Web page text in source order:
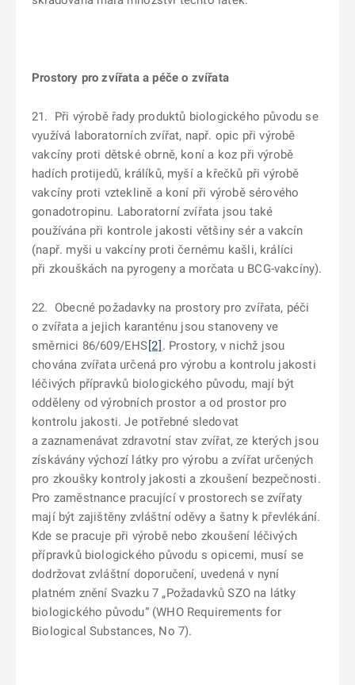
Prostory pro zvířata a péče o zvířata
21. Při výrobě řady produktů biologického původu se
využívá laboratorních zvířat, např. opic při výrobě
vakcíny proti dětské obrně, koní a koz při výrobě
hadích protijedů, králíků, myší a křečků při výrobě
vakcíny proti vzteklině a koní při výrobě sérového
gonadotropinu. Laboratorní zvířata jsou také
používána při kontrole jakosti většiny sér a vakcín
(např. myši u vakcíny proti černému kašli, králíci
při zkouškách na pyrogeny a morčata u BCG-vakcíny).
22. Obecné požadavky na prostory pro zvířata, péči
o zvířata a jejich karanténu jsou stanoveny ve
směrnici 86/609/EHS[2] . Prostory, v nichž jsou
chována zvířata určená pro výrobu a kontrolu jakosti
léčivých přípravků biologického původu, mají být
odděleny od výrobních prostor a od prostor pro
kontrolu jakosti. Je potřebné sledovat
a zaznamenávat zdravotní stav zvířat, ze kterých jsou
získávány výchozí látky pro výrobu a zvířat určených
pro zkoušky kontroly jakosti a zkoušení bezpečnosti.
Pro zaměstnance pracující v prostorech se zvířaty
mají být zajištěny zvláštní oděvy a šatny k převlékání.
Kde se pracuje při výrobě nebo zkoušení léčivých
přípravků biologického původu s opicemi, musí se
dodržovat zvláštní doporučení, uvedená v nyní
platném znění Svazku 7 „Požadavků SZO na látky
biologického původu“ (WHO Requirements for
Biological Substances, No 7).